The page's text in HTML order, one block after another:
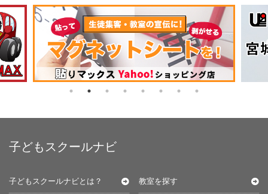
子どもスクールナビ
子どもスクールナビとは？ 教室を探す